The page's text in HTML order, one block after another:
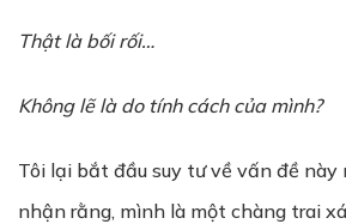
Thật là bối rối…
Không lẽlà do tính cách của mình?
Tôi lại bắt đầu suy tư về vấn đề này
nhận rằng, mình là một chàng trai